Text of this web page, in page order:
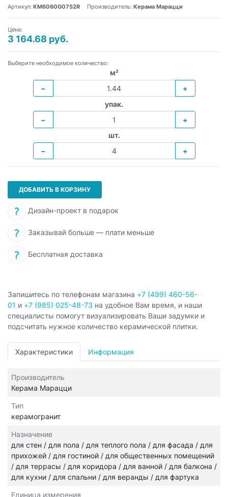
Артикул: KM6060G0752R Производитель: Керама Марацци
Цена:
3 164.68 руб.
Выберите необходимое количество:
м²
−
+
упак.
−
+
шт.
−
+
ДОБАВИТЬ В КОРЗИНУ
Дизайн-проект в подарок
Заказывай больше — плати меньше
Бесплатная доставка
Запишитесь по телефонам магазина +7 (499) 460-56-
01 и +7 (985) 025-48-73 на удобное Вам время, и наши
специалисты помогут визуализировать Ваши задумки и
подсчитать нужное количество керамической плитки.
Характеристики Информация
Производитель
Керама Марацци
Тип
керамогранит
Назначение
для стен / для пола / для теплого пола / для фасада / для
прихожей / для гостиной / для общественных помещений
/ для террасы / для коридора / для ванной / для балкона /
для кухни / для спальни / для веранды / для фартука
Единица измерения